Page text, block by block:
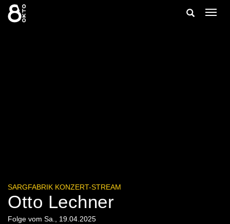
Zum
Inhalt
springen
Suche
SARGFABRIK KONZERT-STREAM
Otto Lechner
Folge vom Sa., 19.04.2025